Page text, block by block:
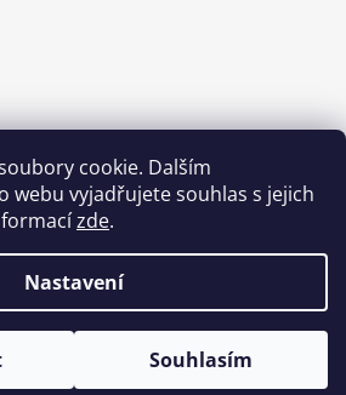
cookie. Dalším
webu vyjadřujete souhlas s jejich
zde.
Nastavení
SouhlasímVytvořil Shoptet
práva vyhrazena.